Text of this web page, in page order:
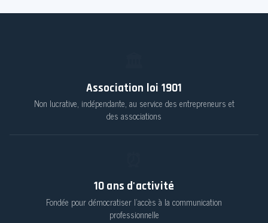
Association loi 1901
Non lucrative, indépendante, au service des entrepreneurs et
des associations
10 ans d'activité
Fondée pour démocratiser l'accès à la communication
professionnelle